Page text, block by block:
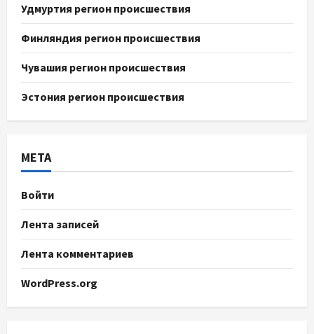
Удмуртия регион происшествия
Финляндия регион происшествия
Чувашия регион происшествия
Эстония регион происшествия
МЕТА
Войти
Лента записей
Лента комментариев
WordPress.org